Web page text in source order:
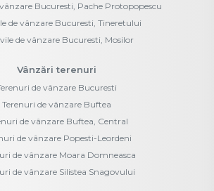
vânzare Bucuresti, Pache Protopopescu
de vânzare Bucuresti, Tineretului
vile de vânzare Bucuresti, Mosilor
Vânzări terenuri
de vânzare Bucuresti
Terenuri de vânzare Buftea
de vânzare Buftea, Central
de vânzare Popesti-Leordeni
de vânzare Moara Domneasca
de vânzare Silistea Snagovului